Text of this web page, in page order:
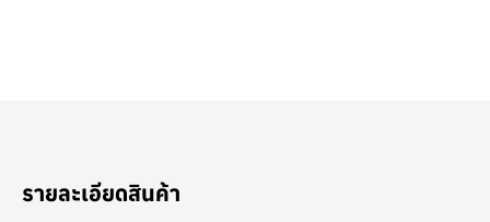
รายละเอียดสินค้า